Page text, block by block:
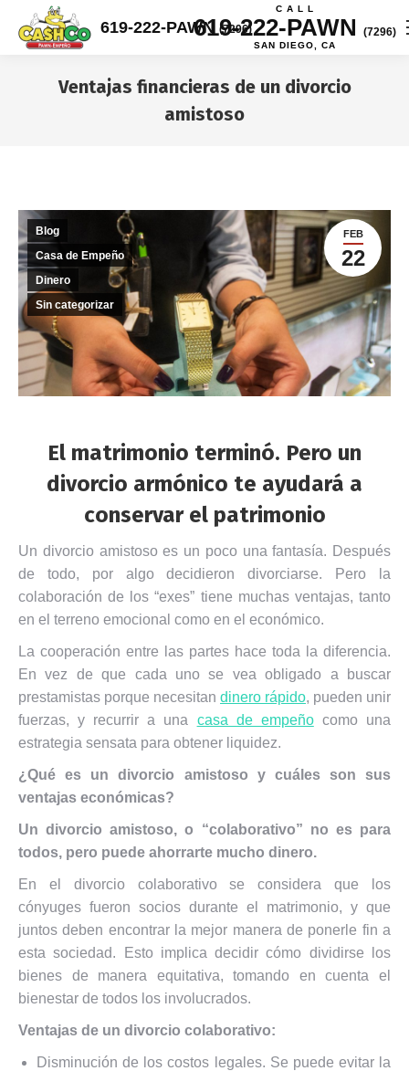
619-222-PAWN (7296)
C A L L
619-222-PAWN (7296)
SAN DIEGO, CA
Ventajas financieras de un divorcio
amistoso
FEB
22
Blog
Casa de Empeño
Dinero
Sin categorizar
El matrimonio terminó. Pero un
divorcio armónico te ayudará a
conservar el patrimonio
Un divorcio amistoso es un poco una fantasía. Después
de todo, por algo decidieron divorciarse. Pero la
colaboración de los “exes” tiene muchas ventajas, tanto
en el terreno emocional como en el económico.
La cooperación entre las partes hace toda la diferencia.
En vez de que cada uno se vea obligado a buscar
prestamistas porque necesitan dinero rápido, pueden unir
fuerzas, y recurrir a una casa de empeñocomo una
estrategia sensata para obtener liquidez.
¿Qué es un divorcio amistoso y cuáles son sus
ventajas económicas?
Un divorcio amistoso, o “colaborativo” no es para
todos, pero puede ahorrarte mucho dinero.
En el divorcio colaborativo se considera que los
cónyuges fueron socios durante el matrimonio, y que
juntos deben encontrar la mejor manera de ponerle fin a
esta sociedad. Esto implica decidir cómo dividirse los
bienes de manera equitativa, tomando en cuenta el
bienestar de todos los involucrados.
Ventajas de un divorcio colaborativo:
Disminución de los costos legales. Se puede evitar la